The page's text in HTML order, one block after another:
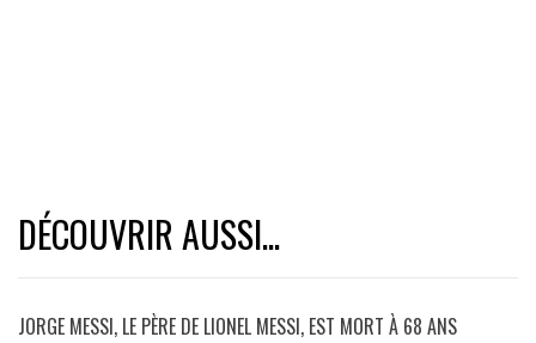
DÉCOUVRIR AUSSI...
JORGE MESSI, LE PÈRE DE LIONEL MESSI, EST MORT À 68 ANS